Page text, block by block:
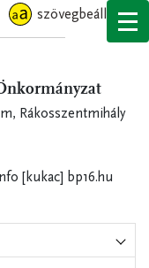
szövegbeállítások
Rákosszentmihály
[kukac] bp16.hu